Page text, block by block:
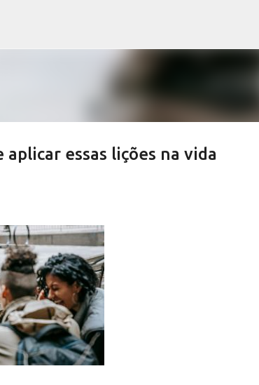
essas lições na vida